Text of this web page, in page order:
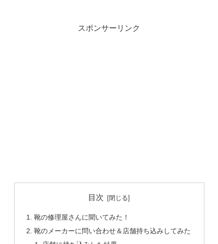
スポンサーリンク
目次
靴の修理屋さんに聞いてみた！
靴のメーカーに問い合わせ＆店舗持ち込みしてみた